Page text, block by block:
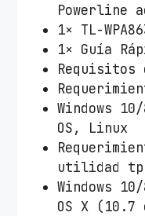
Powerline
1× TL-
1× Guía
Requisitos
Windows
OS, Linux
utilidad
Windows
OS X